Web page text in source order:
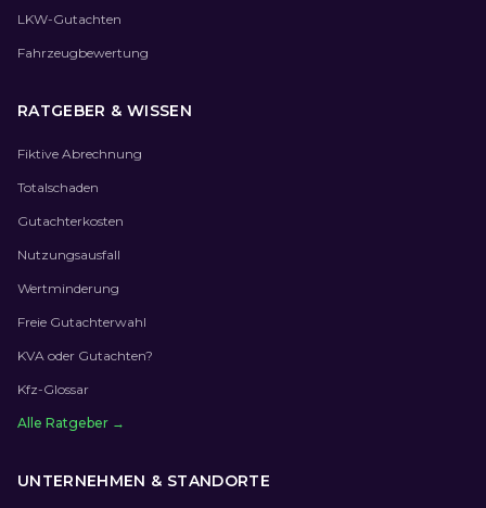
LKW-Gutachten
Fahrzeugbewertung
RATGEBER & WISSEN
Fiktive Abrechnung
Totalschaden
Gutachterkosten
Nutzungsausfall
Wertminderung
Freie Gutachterwahl
KVA oder Gutachten?
Kfz-Glossar
Alle Ratgeber →
UNTERNEHMEN & STANDORTE